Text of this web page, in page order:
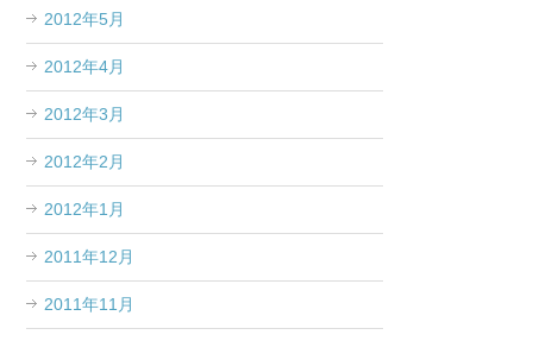
2012年5月
2012年4月
2012年3月
2012年2月
2012年1月
2011年12月
2011年11月